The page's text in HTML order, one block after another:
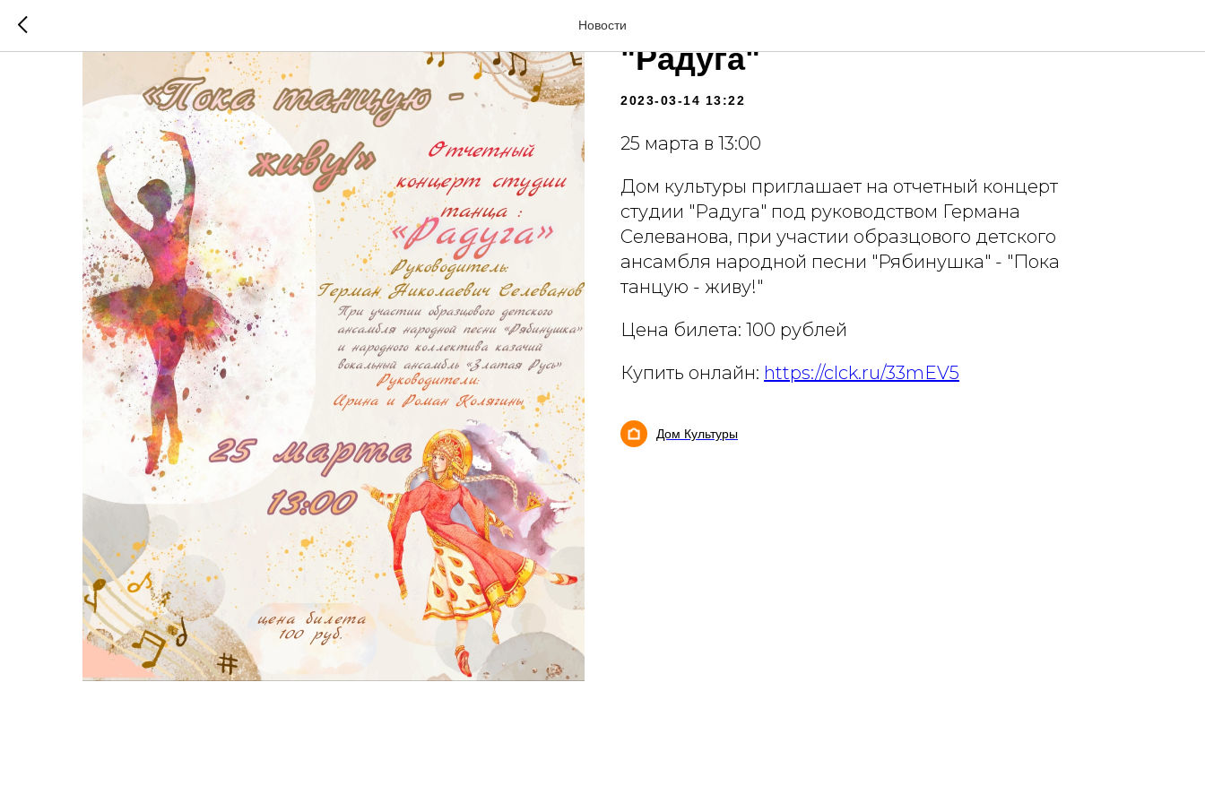
НовостиОтчетный концерт студии
"Радуга"
2023-03-14 13:22
25 марта в 13:00
Дом культуры приглашает на отчетный концерт
студии "Радуга" под руководством Германа
Селеванова, при участии образцового детского
ансамбля народной песни "Рябинушка" - "Пока
танцую - живу!"
Цена билета: 100 рублей
Купить онлайн: https://clck.ru/33mEV5
Дом Культуры